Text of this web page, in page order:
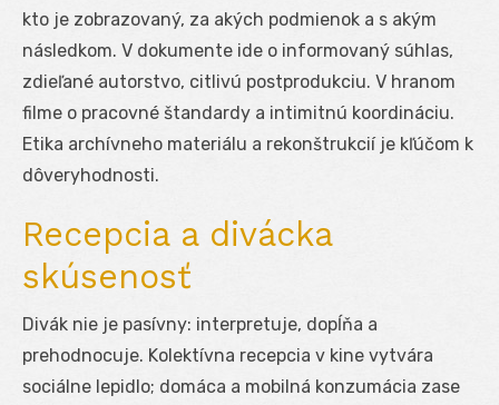
kto je zobrazovaný, za akých podmienok a s akým
následkom. V dokumente ide o informovaný súhlas,
zdieľané autorstvo, citlivú postprodukciu. V hranom
filme o pracovné štandardy a intimitnú koordináciu.
Etika archívneho materiálu a rekonštrukcií je kľúčom k
dôveryhodnosti.
Recepcia a divácka
skúsenosť
Divák nie je pasívny: interpretuje, dopĺňa a
prehodnocuje. Kolektívna recepcia v kine vytvára
sociálne lepidlo; domáca a mobilná konzumácia zase